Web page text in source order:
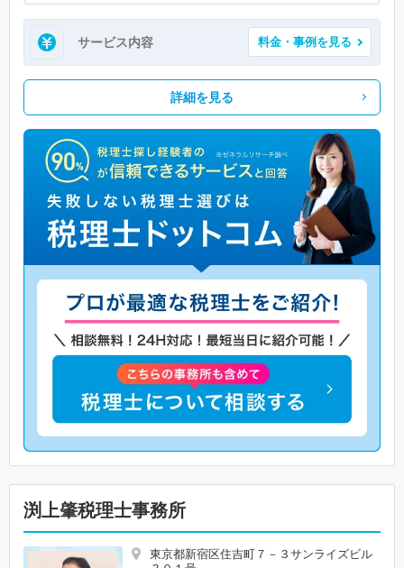
サービス内容 料金・事例を見る
詳細を見る
渕上肇税理士事務所
東京都新宿区住吉町７－３サンライズビル